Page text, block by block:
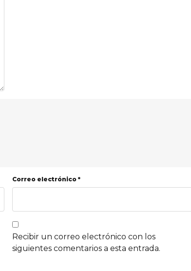
Correo electrónico *
Recibir un correo electrónico con los
siguientes comentarios a esta entrada.